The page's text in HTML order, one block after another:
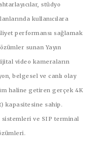
stüdyo
kullanıcılara
performansı sağlamak
sunan Yayın
video kameraların
belgesel ve canlı olay
haline getiren gerçek 4K
kapasitesine sahip.
sistemleri ve SIP terminal
.